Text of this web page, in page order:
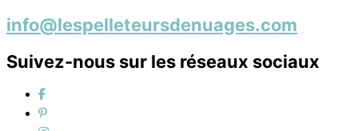
info@lespelleteursdenuages.com
Suivez-nous sur les réseaux sociaux